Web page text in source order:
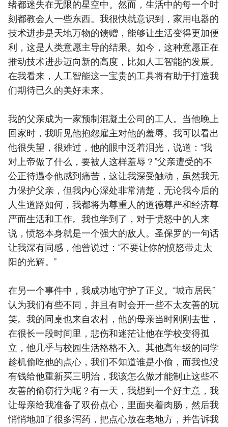
绪都迷失在无限的星空中。然而，生活中的每一个时
刻都教会人一些东西。我很快就意识到，家用电器的
技术进步是天地万物的馈赠，能够让生活变得更加便
利，这是人类意愿主导的结果。如今，这种意愿正在
推动技术进步迈向新的高度，比如人工智能的发展。
在我看来，人工智能这一宝贵的工具将有助于打造我
们期待已久的美好未来。
我的父亲成为一家预制混凝土公司的工人。当他晚上
回家时，我听见他抱怨雇主对他的羞辱。我可以看出
他很失望，很难过，他的眼中泛着泪光，说道：“我
对上帝做了什么，要被人这样羞辱？”父亲遭受的不
公正待遇令他感到痛苦，这让我深受触动，虽然我无
力保护父亲，但我内心深处非常清楚，无论我今后的
人生道路如何，我都将为尊重人的道德尊严和经济尊
严而生活和工作。我也学到了，对于愤怒中的人来
说，愤怒本身就是一个强大的敌人。圣保罗的一句话
让我深有同感，他曾说过：“不要让你的愤怒带走太
阳的光辉。”
在另一个事件中，我成功地守护了正义。“城市居民”
认为我们有些不同，并且有时会开一些不太友善的玩
笑。我的同桌也来自农村，他的母亲当时刚刚去世，
在很长一段时间里，悲伤和迷茫让他在学校变得孤
立，他几乎与校园生活格格不入。其他高年级的同学
趁机偷吃他的点心，我们不知道谁是小偷，而我也没
有钱给他重新买三明治，我该怎么做才能制止这些不
友善的偷窃行为呢？有一天，我想到一个好主意，我
让母亲给我准备了双份点心，里面夹着肉肠，然后我
悄悄地加了很多泻药，把点心放在老地方，并告诉我